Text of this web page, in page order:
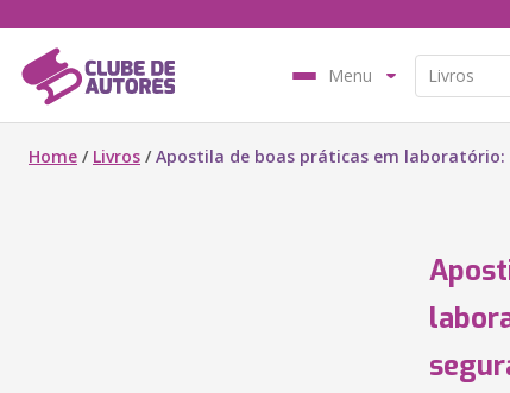
Menu
Home / Livros /Apostila de boas práticas em